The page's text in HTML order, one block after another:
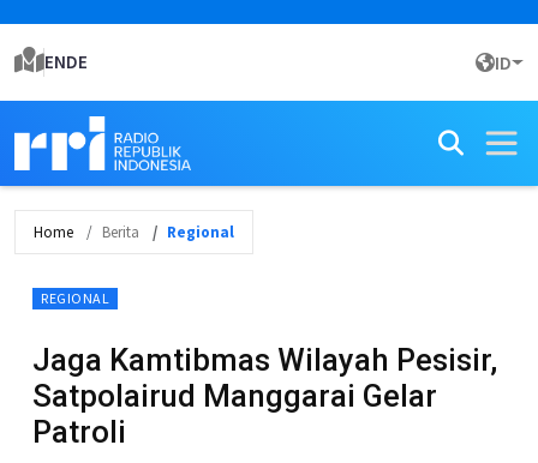
ENDE ID
Home Berita Regional
REGIONAL
Jaga Kamtibmas Wilayah Pesisir,
Satpolairud Manggarai Gelar
Patroli